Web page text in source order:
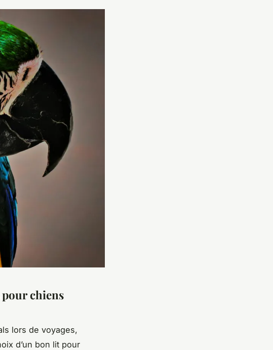
chiens
lors de voyages,
d’un bon lit pour